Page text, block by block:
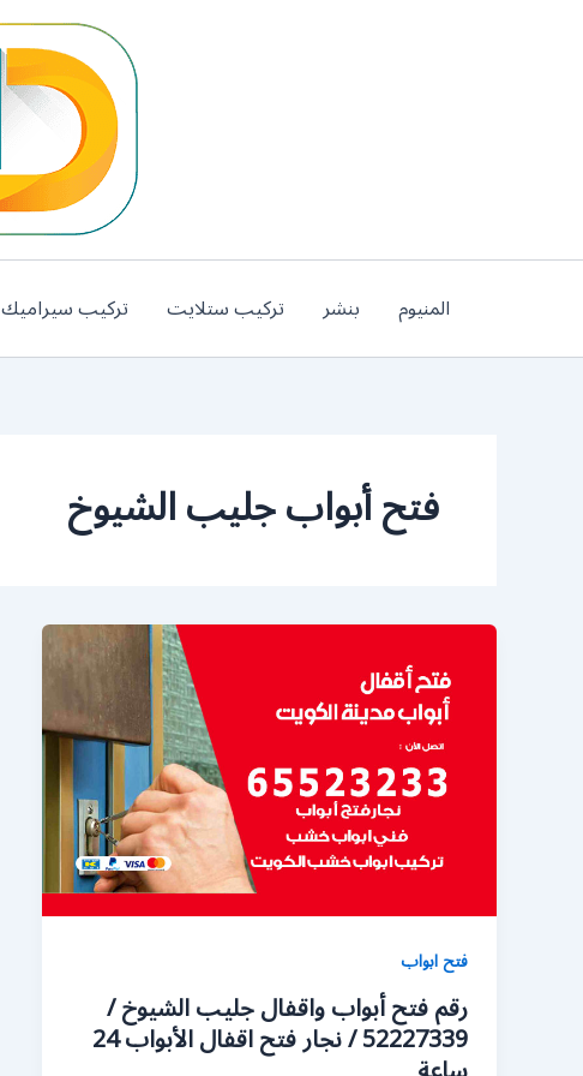
المنيوم بنشر تركيب ستلايت تركيب سيراميك
فتح أبواب جليب الشيوخ
فتح ابواب
رقم فتح أبواب واقفال جليب الشيوخ /
52227339 / نجار فتح اقفال الأبواب 24